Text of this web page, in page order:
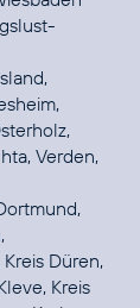
Verden,
Düren,
Kreis